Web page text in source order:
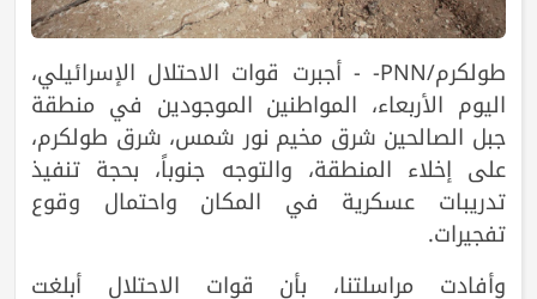
طولكرم/PNN- - أجبرت قوات الاحتلال الإسرائيلي،
اليوم الأربعاء، المواطنين الموجودين في منطقة
جبل الصالحين شرق مخيم نور شمس، شرق طولكرم،
على إخلاء المنطقة، والتوجه جنوباً، بحجة تنفيذ
تدريبات عسكرية في المكان واحتمال وقوع
تفجيرات.
وأفادت مراسلتنا، بأن قوات الاحتلال أبلغت